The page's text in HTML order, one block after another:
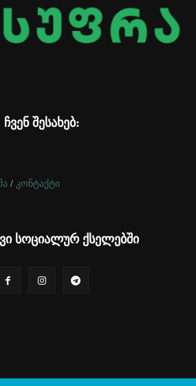
ჩვენ შესახებ:
/ კონტაქტი
სოციალურ ქსელებში